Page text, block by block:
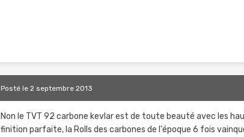
Postéle 2 septembre 2013
Non le TVT 92 carbone kevlar est de toute beauté avec les
finition parfaite, la Rolls des carbones de l'époque 6 fois